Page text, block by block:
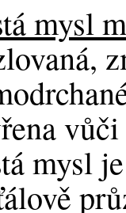
mysl
mysl